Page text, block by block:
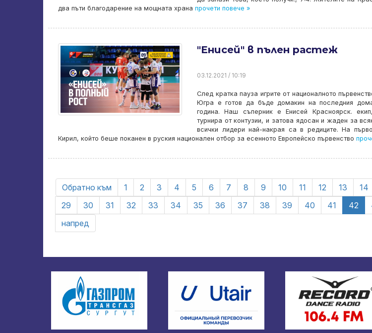
два пъти благодарение на мощната храна прочети повече »
"Енисей" в пълен растеж
03.12.2021 / 10:19
След кратка пауза игрите от националното
Югра е готов да бъде домакин на последния
година. Наш съперник е Енисей Красноярск.
турнира от контузии, и затова ядосан и жаден за
всички лидери най-накрая са в редиците. На
Кирил, който беше поканен в руския национален отбор за есенното Европейско първенство
Обратно към 1 2 3 4 5 6 7 8 9 10 11 12 13 14
29
30 31 32 33 34 35 36 37 38 39 40 41 42
напред